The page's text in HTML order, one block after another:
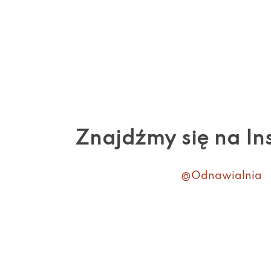
Znajdźmy się na
@Odnawialnia